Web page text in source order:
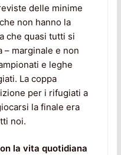
delle minime
non hanno la
che quasi tutti si
– marginale e non
e leghe
La coppa
per i rifugiati a
la finale era
noi.
la vita quotidiana